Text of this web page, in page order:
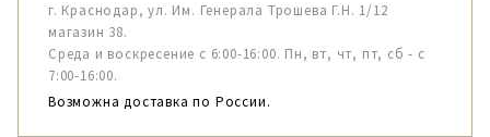
г. Краснодар, ул. Им. Генерала Трошева Г.Н. 1/12
магазин 38.
Среда и воскресение с 6:00-16:00. Пн, вт, чт, пт, сб - с
7:00-16:00.
Возможна доставка по России.